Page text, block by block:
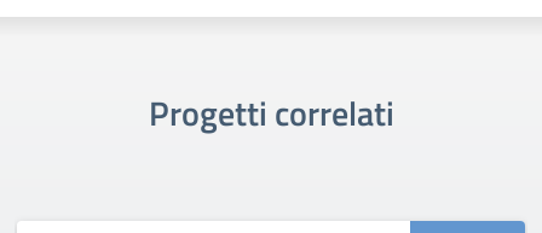
Progetti correlati